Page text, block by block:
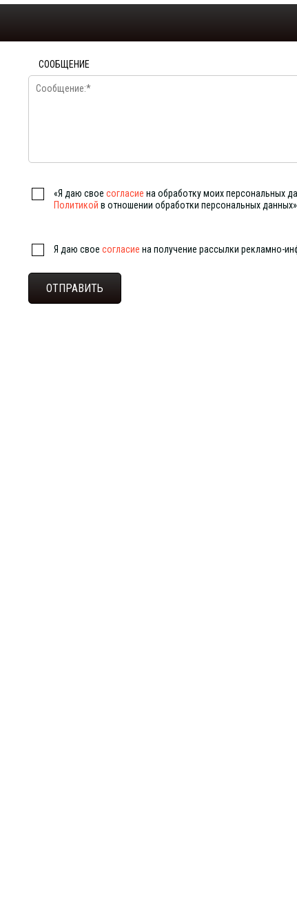
СООБЩЕНИЕ
«Я даю свое согласие на обработку моих персональных
Политикой в отношении обработки персональных данных»
Я даю свое согласие на получение рассылки рекламно-